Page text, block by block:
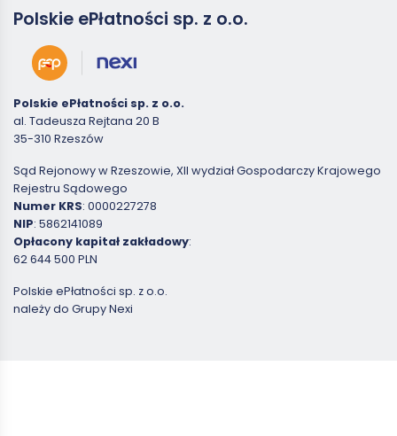
Polskie ePłatności sp. z o.o.
Polskie ePłatności sp. z o.o.
al. Tadeusza Rejtana 20 B
35-310 Rzeszów
Sąd Rejonowy w Rzeszowie, XII wydział Gospodarczy Krajowego
Rejestru Sądowego
Numer KRS: 0000227278
NIP: 5862141089
Opłacony kapitał zakładowy:
62 644 500 PLN
Polskie ePłatności sp. z o.o.
należy do Grupy Nexi